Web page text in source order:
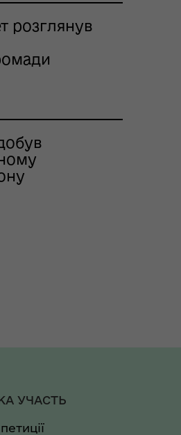
розглянув
УЧАСТЬ